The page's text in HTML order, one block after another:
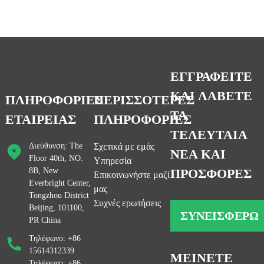
ΠΛΗΡΟΦΟΡΙΕΣ
ΕΤΑΙΡΕΙΑΣ
Διεύθυνση: The
Floor 40th, NO.
8B, New
Everbright Center,
Tongzhou District
Beijing, 101100,
PR China
Τηλέφωνο: +86
15614312339
ΠΕΡΙΣΣΟΤΕΡΕΣ
ΠΛΗΡΟΦΟΡΙΕΣ
Σχετικά με εμάς
Υπηρεσία
Επικοινωνήστε μαζί
μας
Συχνές ερωτήσεις
ΕΓΓΡΑΦΕΙΤΕ
ΚΑΙ ΛΑΒΕΤΕ
ΤΑ
ΤΕΛΕΥΤΑΙΑ
ΝΕΑ ΚΑΙ
ΠΡΟΣΦΟΡΕΣ
ΣΥΝΕΙΣΦΈΡΩ
ΜΕΙΝΕΤΕ